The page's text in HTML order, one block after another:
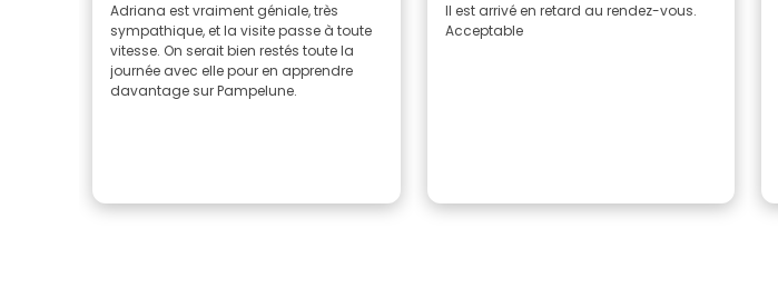
Adriana est vraiment géniale, très
sympathique, et la visite passe à toute
vitesse. On serait bien restés toute la
journée avec elle pour en apprendre
davantage sur Pampelune.
Il est arrivé en retard au rendez-vous.
Acceptable